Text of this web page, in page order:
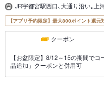
JR宇都宮駅西口､大通り沿い｡上
【アプリ予約限定】最大800ポイント還元
クーポン
【お盆限定】8/12～15の期間で
品追加」クーポンと併用可